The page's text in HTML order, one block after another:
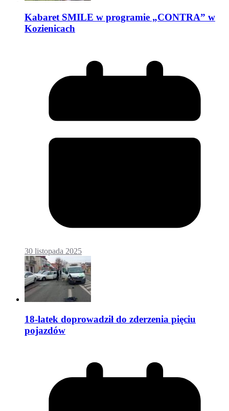
Kabaret SMILE w programie „CONTRA” w
Kozienicach
30 listopada 2025
18-latek doprowadził do zderzenia pięciu
pojazdów